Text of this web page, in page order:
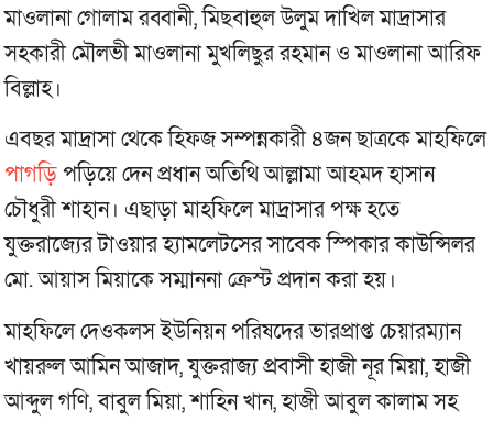
মাওলানা গোলাম রব্বানী, মিছবাহুল উলুম দাখিল মাদ্রাসার
সহকারী মৌলভী মাওলানা মুখলিছুর রহমান ও মাওলানা আরিফ
বিল্লাহ।
এবছর মাদ্রাসা থেকে হিফজ সম্পন্নকারী ৪জন ছাত্রকে মাহফিলে
পাগড়িপড়িয়ে দেন প্রধান অতিথি আল্লামা আহমদ হাসান
চৌধুরী শাহান। এছাড়া মাহফিলে মাদ্রাসার পক্ষ হতে
যুক্তরাজ্যের টাওয়ার হ্যামলেটসের সাবেক স্পিকার কাউন্সিলর
মো. আয়াস মিয়াকে সম্মাননা ক্রেস্ট প্রদান করা হয়।
মাহফিলে দেওকলস ইউনিয়ন পরিষদের ভারপ্রাপ্ত চেয়ারম্যান
খায়রুল আমিন আজাদ, যুক্তরাজ্য প্রবাসী হাজী নূর মিয়া, হাজী
আব্দুল গণি, বাবুল মিয়া, শাহিন খান, হাজী আবুল কালাম সহ